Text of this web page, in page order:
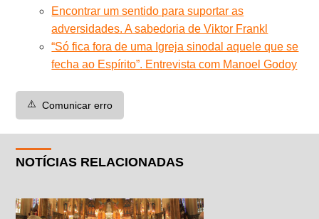
Encontrar um sentido para suportar as
adversidades. A sabedoria de Viktor Frankl
“Só fica fora de uma Igreja sinodal aquele que se
fecha ao Espírito”. Entrevista com Manoel Godoy
⚠️ Comunicar erro
NOTÍCIAS RELACIONADAS